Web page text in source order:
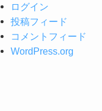
ログイン
投稿フィード
コメントフィード
WordPress.org